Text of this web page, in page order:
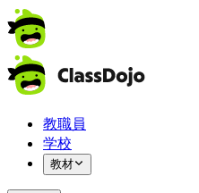
教職員
学校
教材